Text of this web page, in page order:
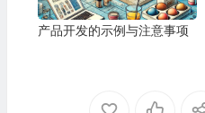
产品开发的示例与注意事项